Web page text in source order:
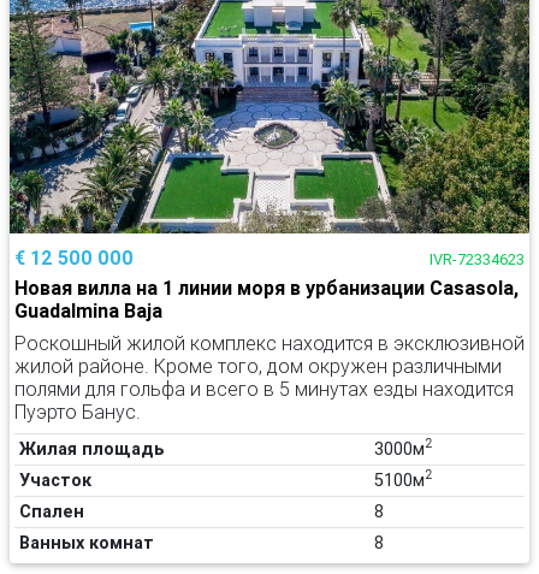
€ 12 500 000 IVR-72334623
Новая вилла на 1 линии моря в урбанизации Casasola,
Guadalmina Baja
Роскошный жилой комплекс находится в эксклюзивной
жилой районе. Кроме того, дом окружен различными
полями для гольфа и всего в 5 минутах езды находится
Пуэрто Банус.
Жилая площадь 3000м2
Участок 5100м2
Спален
8
Ванных комнат
8